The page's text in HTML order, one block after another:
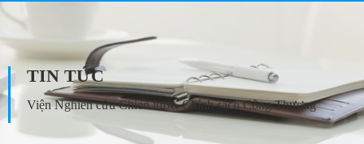
TIN TỨC
Viện Nghiên cứu Chiến lược, Chính sách Công Thương